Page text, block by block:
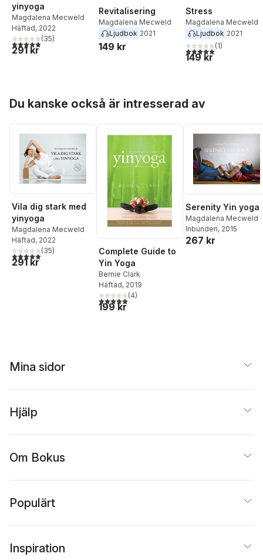
yinyoga
Magdalena Mecweld
Häftad, 2022
4,9utav 5 stjärnor. Totalt antal röster:
(35)
291 kr
Revitalisering
Magdalena Mecweld
Ljudbok 2021
149 kr
Stress
Magdalena Mecweld
Ljudbok 2021
5,0utav 5 stjärnor.
(1)
149 kr
Du kanske också är intresserad av
Vila dig stark med
yinyoga
Magdalena Mecweld
Häftad, 2022
4,9utav 5 stjärnor. Totalt antal röster:
(35)
291 kr
Complete Guide to
Yin Yoga
Bernie Clark
Häftad, 2019
5,0utav 5 stjärnor. Totalt antal röster:
(4)
199 kr
Serenity Yin yoga
Magdalena Mecweld
Inbunden, 2015
267 kr
Mina sidor
Hjälp
Om Bokus
Populärt
Inspiration